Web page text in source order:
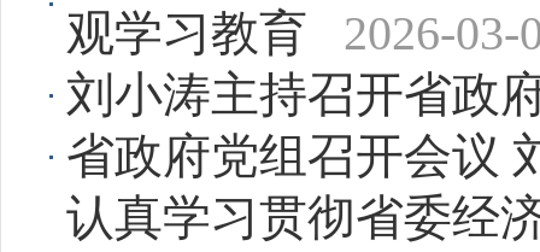
观学习教育
2026-03-
刘小涛主持召开省政
省政府党组召开会议
认真学习贯彻省委经